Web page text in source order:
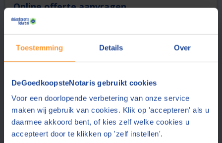
Toestemming Details Over
DeGoedkoopsteNotaris gebruikt cookies
Voor een doorlopende verbetering van onze service
maken wij gebruik van cookies. Klik op 'accepteren' als u
daarmee akkoord bent, of kies zelf welke cookies u
accepteert door te klikken op 'zelf instellen'.
Online offerte aanvragen
Deze notaris biedt momenteel niet de mogelijkheid online
een offerte aan te vragen.
Vergelijk en bespaar
Vraag een offerte aan bij een andere notaris in de buurt
Notariskantoor VermeulRotterdam (26 km)
8.8 (232 reviews)